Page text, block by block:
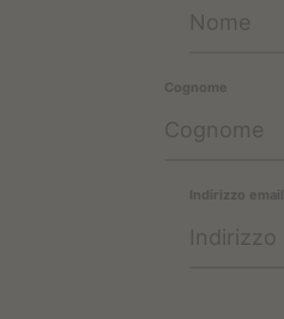
Cognome
Indirizzo email